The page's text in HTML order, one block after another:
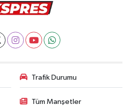
Trafik Durumu
Tüm Manşetler